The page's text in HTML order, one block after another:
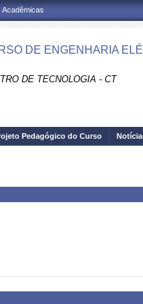
Acadêmicas
DE ENGENHARIA
DE TECNOLOGIA - CT
Pedagógico do Curso